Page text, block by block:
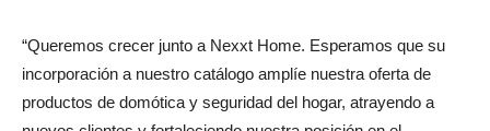
“Queremos crecer junto a Nexxt Home. Esperamos que su
incorporación a nuestro catálogo amplíe nuestra oferta de
productos de domótica y seguridad del hogar, atrayendo a